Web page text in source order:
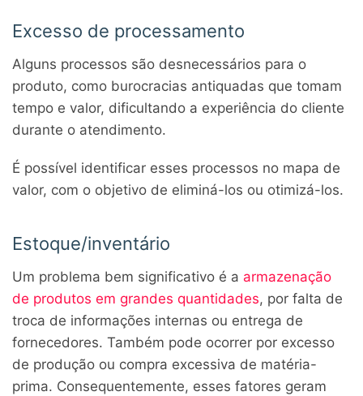
Excesso de processamento
Alguns processos são desnecessários para o
produto, como burocracias antiquadas que tomam
tempo e valor, dificultando a experiência do cliente
durante o atendimento.
É possível identificar esses processos no mapa de
valor, com o objetivo de eliminá-los ou otimizá-los.
Estoque/inventário
Um problema bem significativo é a armazenação
de produtos em grandes quantidades, por falta de
troca de informações internas ou entrega de
fornecedores. Também pode ocorrer por excesso
de produção ou compra excessiva de matéria-
prima. Consequentemente, esses fatores geram